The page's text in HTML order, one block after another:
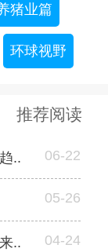
猪业篇
环球视野
推荐阅读
.. 06-22
05-26
.. 04-24